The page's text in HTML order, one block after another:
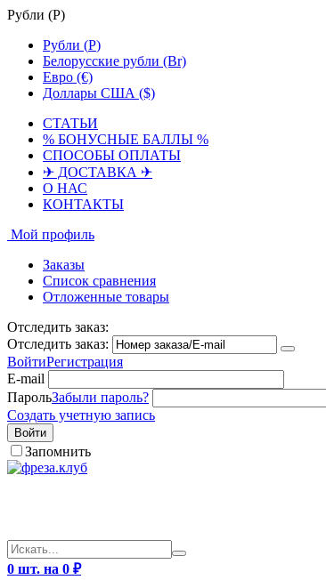
Рубли (Р)
Рубли (Р)
Белорусские рубли (Br)
Евро (€)
Доллары США ($)
СТАТЬИ
% БОНУСНЫЕ БАЛЛЫ %
СПОСОБЫ ОПЛАТЫ
✈ ДОСТАВКА ✈
О НАС
КОНТАКТЫ
Мой профиль
Заказы
Список сравнения
Отложенные товары
Отследить заказ:
Отследить заказ:
ВойтиРегистрация
E-mail
ПарольЗабыли пароль?
Создать учетную запись
Войти
Запомнить
0 шт. на 0 ₽